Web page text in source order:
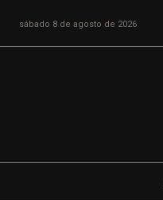
sábado 8 de agosto de 2026